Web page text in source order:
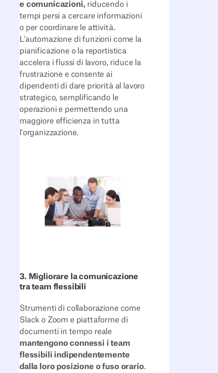
e comunicazioni, riducendo i
tempi persi a cercare informazioni
o per coordinare le attività.
L'automazione di funzioni come la
pianificazione o la reportistica
accelera i flussi di lavoro, riduce la
frustrazione e consente ai
dipendenti di dare priorità al lavoro
strategico, semplificando le
operazioni e permettendo una
maggiore efficienza in tutta
l'organizzazione.
3. Migliorare la comunicazione
tra team flessibili
Strumenti di collaborazione come
Slack o Zoom e piattaforme di
documenti in tempo reale
mantengono connessi i team
flessibili indipendentemente
dalla loro posizione o fuso orario.